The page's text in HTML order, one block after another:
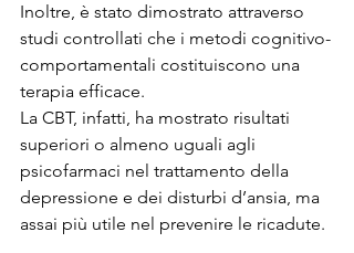
Inoltre, è stato dimostrato attraverso
studi controllati che i metodi cognitivo-
comportamentali costituiscono una
terapia efficace.
La CBT, infatti, ha mostrato risultati
superiori o almeno uguali agli
psicofarmaci nel trattamento della
depressione e dei disturbi d’ansia, ma
assai più utile nel prevenire le ricadute.